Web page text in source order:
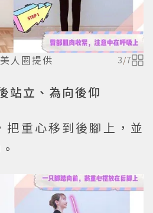
人圈提供 3/7
站立、為向後仰
把重心移到後腳上，並